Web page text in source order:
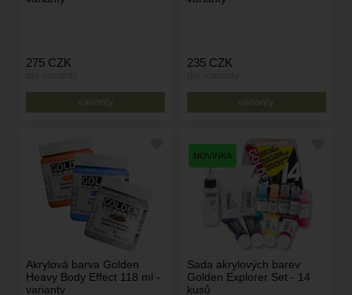
varianty
275 CZK
varianty
235 CZK
Akrylová barva Golden
Heavy Body Effect 118 ml -
varianty
Sada akrylových barev
Golden Explorer Set - 14
kusů